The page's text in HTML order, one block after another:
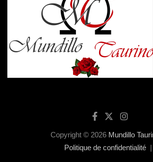
Copyright © 2026 Mundillo
Politique de confidentialité